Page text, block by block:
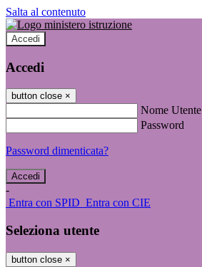
Salta al contenuto
Accedi
Accedi
button close ×
Nome Utente
Password
Password dimenticata?
-
Entra con SPID Entra con CIE
Seleziona utente
button close ×